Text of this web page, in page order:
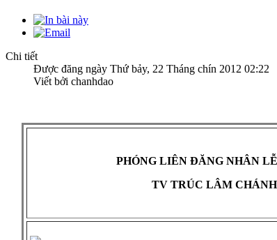
Chi tiết
Được đăng ngày Thứ bảy, 22 Tháng chín 2012 02:22
Viết bởi chanhdao
PHÓNG LIÊN ĐĂNG NHÂN
TV TRÚC LÂM